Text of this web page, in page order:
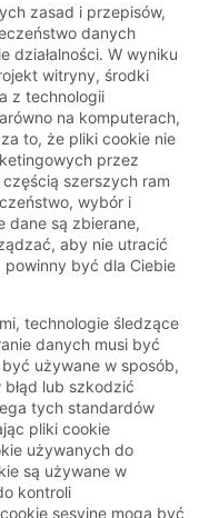
zasad i przepisów,
danych
działalności. W wyniku
witryny, środki
z technologii
na komputerach,
to, że pliki cookie nie
przez
szerszych ram
wybór i
dane są zbierane,
aby nie utracić
być dla Ciebie
technologie śledzące
danych musi być
używane w sposób,
lub szkodzić
tych standardów
pliki cookie
używanych do
są używane w
kontroli
sesyjne mogą być